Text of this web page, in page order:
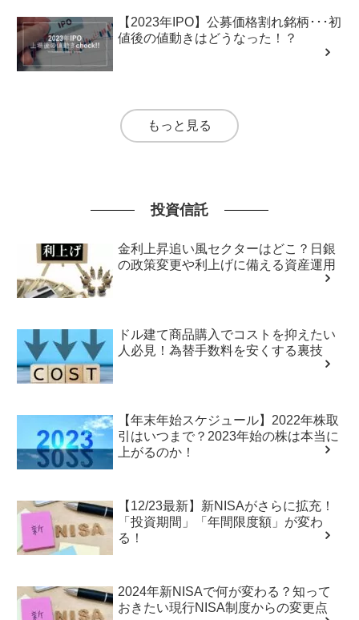
【2023年IPO】公募価格割れ銘柄･･･初
値後の値動きはどうなった！？
もっと見る
投資信託
金利上昇追い風セクターはどこ？日銀
の政策変更や利上げに備える資産運用
ドル建て商品購入でコストを抑えたい
人必見！為替手数料を安くする裏技
【年末年始スケジュール】2022年株取
引はいつまで？2023年始の株は本当に
上がるのか！
【12/23最新】新NISAがさらに拡充！
「投資期間」「年間限度額」が変わ
る！
2024年新NISAで何が変わる？知って
おきたい現行NISA制度からの変更点